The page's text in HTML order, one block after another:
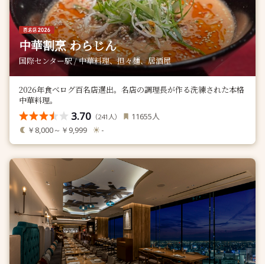
中華割烹 わらじん
国際センター駅 / 中華料理、担々麺、居酒屋
2026年食べログ百名店選出。名店の調理長が作る洗練された本格
中華料理。
3.70 （241 人） 11655人
￥8,000～￥9,999 -